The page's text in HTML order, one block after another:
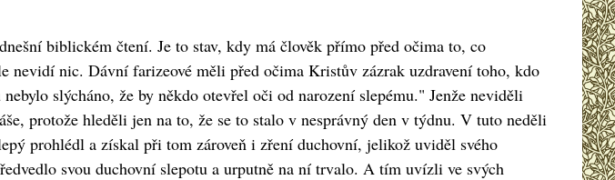
biblickém čtení. Je to stav, kdy má člověk přímo před očima to, co
nevidí nic. Dávní farizeové měli před očima Kristův zázrak uzdravení toho, kdo
slýcháno, že by někdo otevřel oči od narození slepému." Jenže neviděli
protože hleděli jen na to, že se to stalo v nesprávný den v týdnu. V tuto neděli
prohlédl a získal při tom zároveň i zření duchovní, jelikož uviděl svého
svou duchovní slepotu a urputně na ní trvalo. A tím uvízli ve svých